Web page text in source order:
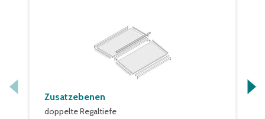
Zusatzebenen
doppelte Regaltiefe